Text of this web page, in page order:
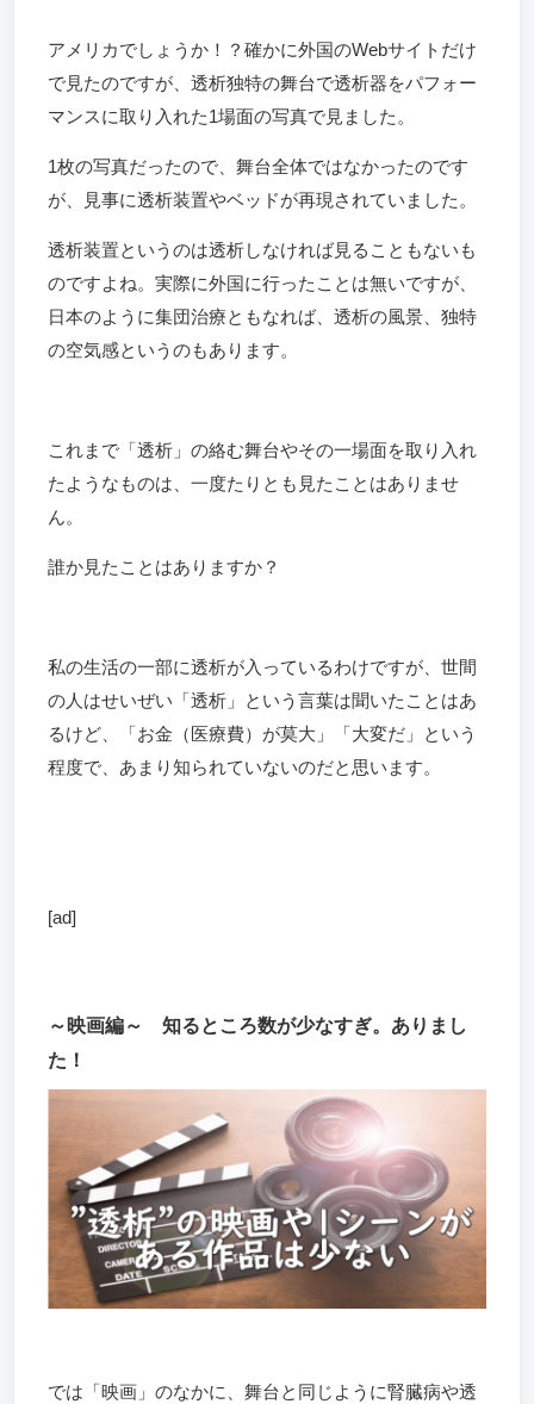
アメリカでしょうか！？確かに外国のWebサイトだけ
で見たのですが、透析独特の舞台で透析器をパフォー
マンスに取り入れた1場面の写真で見ました。
1枚の写真だったので、舞台全体ではなかったのです
が、見事に透析装置やベッドが再現されていました。
透析装置というのは透析しなければ見ることもないも
のですよね。実際に外国に行ったことは無いですが、
日本のように集団治療ともなれば、透析の風景、独特
の空気感というのもあります。
これまで「透析」の絡む舞台やその一場面を取り入れ
たようなものは、一度たりとも見たことはありませ
ん。
誰か見たことはありますか？
私の生活の一部に透析が入っているわけですが、世間
の人はせいぜい「透析」という言葉は聞いたことはあ
るけど、「お金（医療費）が莫大」「大変だ」という
程度で、あまり知られていないのだと思います。
[ad]
～映画編～ 知るところ数が少なすぎ。ありまし
た！
では「映画」のなかに、舞台と同じように腎臓病や透